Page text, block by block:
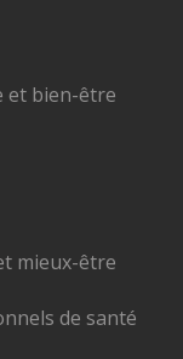
et bien-être
mieux-être
de santé